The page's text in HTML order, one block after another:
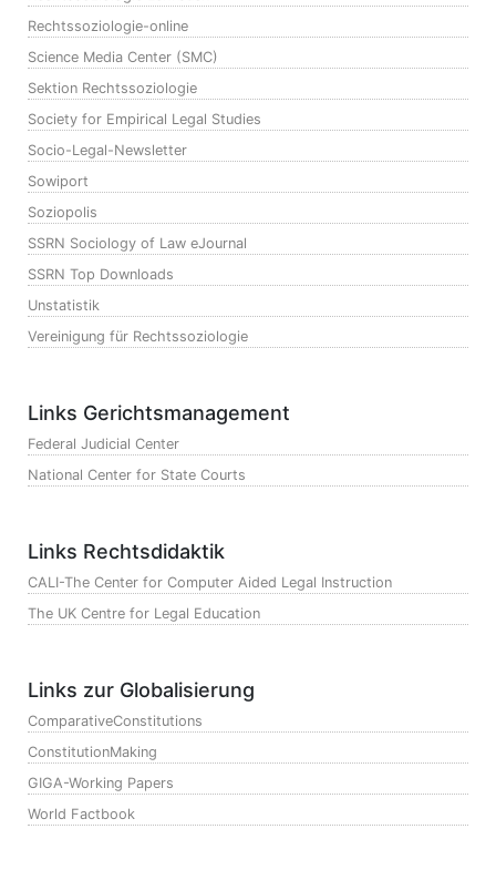
Rechtssoziologie-online
Science Media Center (SMC)
Sektion Rechtssoziologie
Society for Empirical Legal Studies
Socio-Legal-Newsletter
Sowiport
Soziopolis
SSRN Sociology of Law eJournal
SSRN Top Downloads
Unstatistik
Vereinigung für Rechtssoziologie
Links Gerichtsmanagement
Federal Judicial Center
National Center for State Courts
Links Rechtsdidaktik
CALI-The Center for Computer Aided Legal Instruction
The UK Centre for Legal Education
Links zur Globalisierung
ComparativeConstitutions
ConstitutionMaking
GIGA-Working Papers
World Factbook